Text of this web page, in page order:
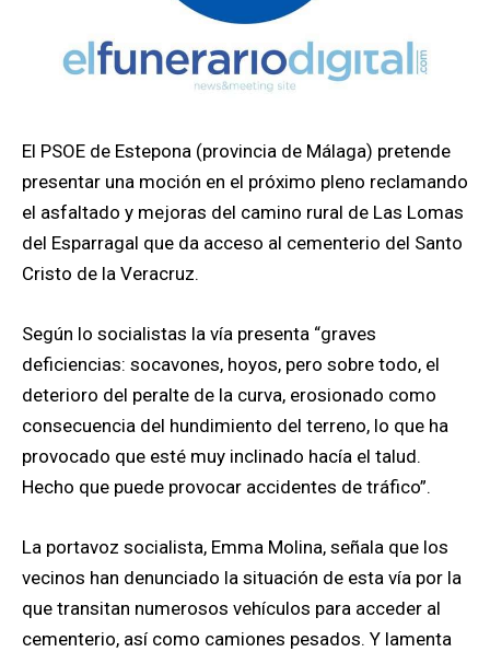
El PSOE de Estepona (provincia de Málaga) pretende
presentar una moción en el próximo pleno reclamando
el asfaltado y mejoras del camino rural de Las Lomas
del Esparragal que da acceso al cementerio del Santo
Cristo de la Veracruz.
Según lo socialistas la vía presenta “graves
deficiencias: socavones, hoyos, pero sobre todo, el
deterioro del peralte de la curva, erosionado como
consecuencia del hundimiento del terreno, lo que ha
provocado que esté muy inclinado hacía el talud.
Hecho que puede provocar accidentes de tráfico”.
La portavoz socialista, Emma Molina, señala que los
vecinos han denunciado la situación de esta vía por la
que transitan numerosos vehículos para acceder al
cementerio, así como camiones pesados. Y lamenta